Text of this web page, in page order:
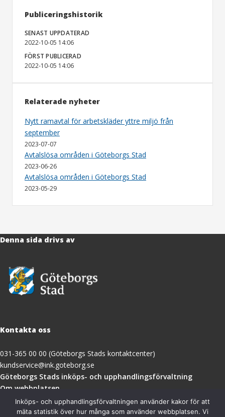
Publiceringshistorik
SENAST UPPDATERAD
2022-10-05 14:06
FÖRST PUBLICERAD
2022-10-05 14:06
Relaterade nyheter
Nytt ramavtal för arbetskläder yttre miljö från
september
2023-07-07
Avtalslösa områden i Göteborgs Stad
2023-06-26
Avtalslösa områden i Göteborgs Stad
2023-05-29
Denna sida drivs av
Kontakta oss
031-365 00 00 (Göteborgs Stads kontaktcenter)
kundservice@ink.goteborg.se
Göteborgs Stads inköps- och upphandlingsförvaltning(öppnas
nytt
fönster)
Om webbplatsen
Tillgänglighetsredogörelse
Inköps- och upphandlingsförvaltningen använder kakor för att
mäta statistik över hur många som använder webbplatsen. Vi